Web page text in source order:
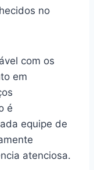
no
com os
em
é
equipe de
atenciosa.